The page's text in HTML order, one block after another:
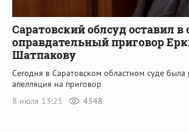
Саратовский облсуд оставил в
оправдательный приговор
Шатпакову
Сегодня в Саратовском областном суде была
апелляция на приговор
8 июля 13:25
4548